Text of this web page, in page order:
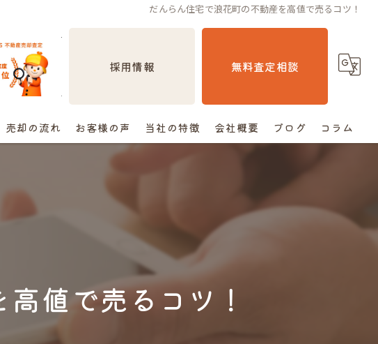
だんらん住宅で浪花町の不動産を高値で売るコツ！
チラ 採用情報 無料査定相談
売却の流れ お客様の声 当社の特徴
住み替え
査定
会社概要 ブログ コラム
値で売るコツ！